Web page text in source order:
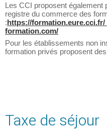
Les CCI proposent
registre du commerce des
:https://formation.eure.cci.fr/
formation.com/
Pour les établissements non
formation privés proposent
Taxe de séjour